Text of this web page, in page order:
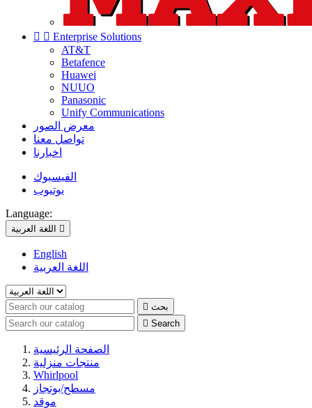
  Enterprise Solutions
AT&T
Betafence
Huawei
NUUO
Panasonic
Unify Communications
معرض الصور
تواصل معنا
اخبارنا
الفيسبوك
يوتيوب
Language:
اللغة العربية 
English
اللغة العربية
 بحث
 Search
الصفحة الرئيسية
منتجات منزلية
Whirlpool
مسطح/بوتجاز
موقد